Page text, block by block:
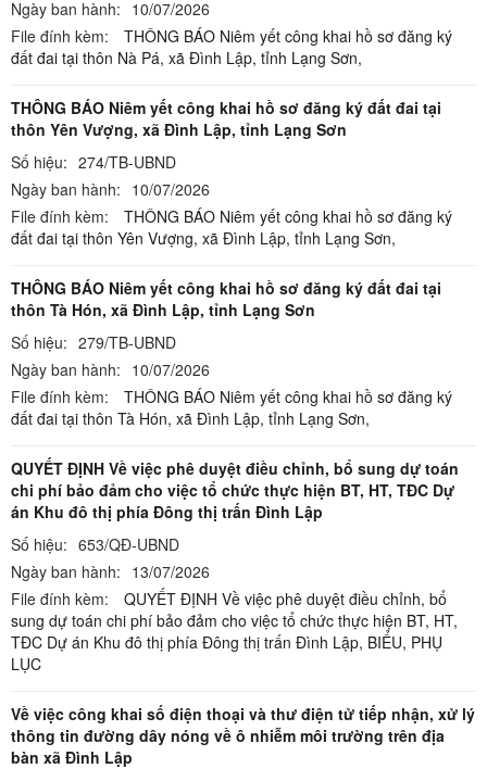
Ngày ban hành: 10/07/2026
File đính kèm:
THÔNG BÁO Niêm yết công khai hồ sơ đăng ký
đất đai tại thôn Nà Pá, xã Đình Lập, tỉnh Lạng Sơn,
THÔNG BÁO Niêm yết công khai hồ sơ đăng ký đất đai tại
thôn Yên Vượng, xã Đình Lập, tỉnh Lạng Sơn
Số hiệu: 274/TB-UBND
Ngày ban hành: 10/07/2026
File đính kèm:
THÔNG BÁO Niêm yết công khai hồ sơ đăng ký
đất đai tại thôn Yên Vượng, xã Đình Lập, tỉnh Lạng Sơn,
THÔNG BÁO Niêm yết công khai hồ sơ đăng ký đất đai tại
thôn Tà Hón, xã Đình Lập, tỉnh Lạng Sơn
Số hiệu: 279/TB-UBND
Ngày ban hành: 10/07/2026
File đính kèm:
THÔNG BÁO Niêm yết công khai hồ sơ đăng ký
đất đai tại thôn Tà Hón, xã Đình Lập, tỉnh Lạng Sơn,
QUYẾT ĐỊNH Về việc phê duyệt điều chỉnh, bổ sung dự toán
chi phí bảo đảm cho việc tổ chức thực hiện BT, HT, TĐC Dự
án Khu đô thị phía Đông thị trấn Đình Lập
Số hiệu: 653/QĐ-UBND
Ngày ban hành: 13/07/2026
File đính kèm:
QUYẾT ĐỊNH Về việc phê duyệt điều chỉnh, bổ
sung dự toán chi phí bảo đảm cho việc tổ chức thực hiện BT, HT,
TĐC Dự án Khu đô thị phía Đông thị trấn Đình Lập, BIỂU, PHỤ
LỤC
Về việc công khai số điện thoại và thư điện tử tiếp nhận, xử lý
thông tin đường dây nóng về ô nhiễm môi trường trên địa
bàn xã Đình Lập